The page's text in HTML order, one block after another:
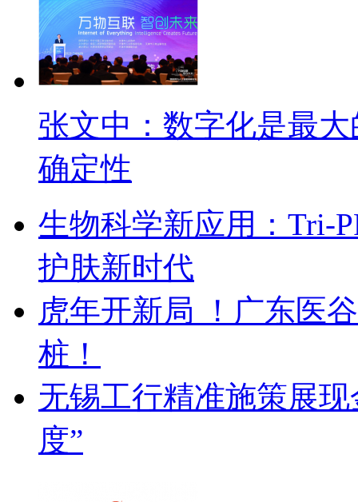
张文中：数字化是最
确定性
生物科学新应用：Tri-
护肤新时代
虎年开新局 ！广东医
桩！
无锡工行精准施策展
度”